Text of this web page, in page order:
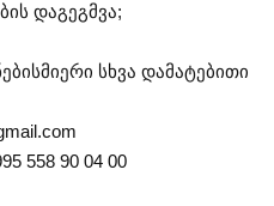
დაგეგმვა;
სხვა დამატებითი
558 90 04 00